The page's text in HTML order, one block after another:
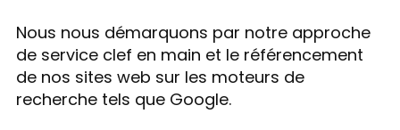
Nous nous démarquons par notre approche
de service clef en main et le référencement
de nos sites web sur les moteurs de
recherche tels que Google.